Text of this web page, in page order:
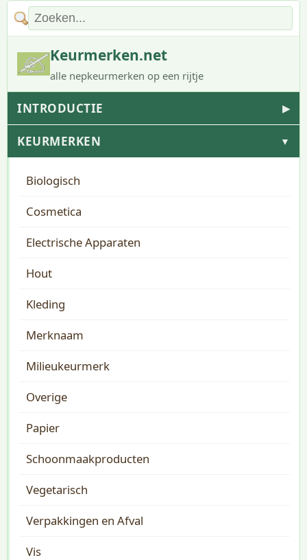
Keurmerken.net
alle nepkeurmerken op een rijtje
INTRODUCTIE ▶
KEURMERKEN ▼
Biologisch
Cosmetica
Electrische Apparaten
Hout
Kleding
Merknaam
Milieukeurmerk
Overige
Papier
Schoonmaakproducten
Vegetarisch
Verpakkingen en Afval
Vis